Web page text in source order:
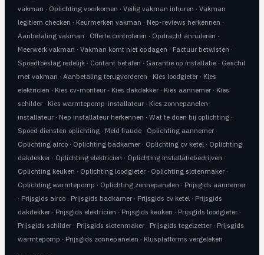
vakman · Oplichting voorkomen · Veilig vakman inhuren · Vakman
legitiem checken · Keurmerken vakman · Nep-reviews herkennen ·
Aanbetaling vakman · Offerte controleren · Opdracht annuleren ·
Meerwerk vakman · Vakman komt niet opdagen · Factuur betwisten ·
Spoedtoeslag redelijk· Contant betalen · Garantie op installatie· Geschil
met vakman · Aanbetaling terugvorderen · Kies loodgieter· Kies
elektricien · Kies cv-monteur· Kies dakdekker· Kies aannemer· Kies
schilder· Kies warmtepomp-installateur· Kies zonnepanelen-
installateur· Nep installateur herkennen · Wat te doen bij oplichting·
Spoed diensten oplichting· Meld fraude· Oplichting aannemer·
Oplichting airco· Oplichting badkamer· Oplichting cv ketel · Oplichting
dakdekker· Oplichting elektricien · Oplichting installatiebedrijven ·
Oplichting keuken · Oplichting loodgieter· Oplichting slotenmaker·
Oplichting warmtepomp · Oplichting zonnepanelen · Prijsgids aannemer
· Prijsgids airco· Prijsgids badkamer· Prijsgids cv ketel · Prijsgids
dakdekker· Prijsgids elektricien · Prijsgids keuken · Prijsgids loodgieter·
Prijsgids schilder· Prijsgids slotenmaker· Prijsgids tegelzetter· Prijsgids
warmtepomp · Prijsgids zonnepanelen · Klusplatforms vergeleken